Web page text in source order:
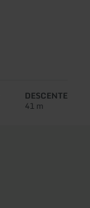
DESCENTE
41 m